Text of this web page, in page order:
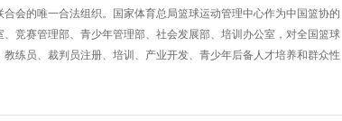
会的唯一合法组织。国家体育总局篮球运动管理中心作为中国篮协的
竞赛管理部、青少年管理部、社会发展部、培训办公室，对全国篮球
练员、裁判员注册、培训、产业开发、青少年后备人才培养和群众性